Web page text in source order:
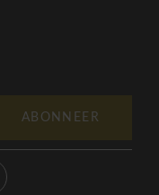
ABONNEER